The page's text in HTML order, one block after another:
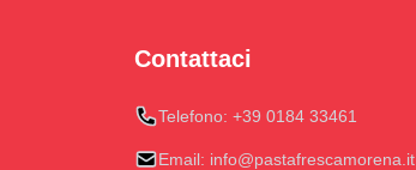
Contattaci
Telefono: +39 0184 33461
Email: info@pastafrescamorena.it